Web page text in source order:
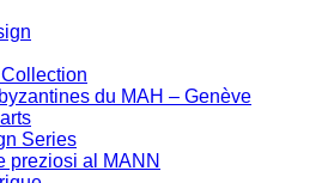
du MAH – Genève
Series
preziosi al MANN